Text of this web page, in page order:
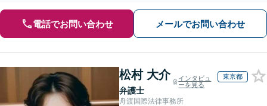
電話でお問い合わせ メールでお問い合わせ
松村 大介
弁護士
インタビュ
ーを見る
東京都
舟渡国際法律事務所